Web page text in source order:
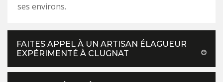
ses environs.
FAITES APPEL À UN ARTISAN ÉLAGUEUR
EXPÉRIMENTÉ À CLUGNAT